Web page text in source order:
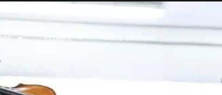
Projets Nous soutenir